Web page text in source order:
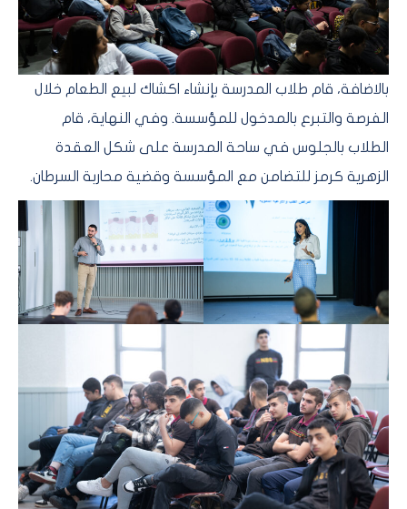
بالاضافة، قام طلاب المدرسة بإنشاء اكشاك لبيع الطعام خلال
الفرصة والتبرع بالمدخول للمؤسسة. وفي النهاية، قام
الطلاب بالجلوس في ساحة المدرسة على شكل العقدة
الزهرية كرمز للتضامن مع المؤسسة وقضية محاربة السرطان.